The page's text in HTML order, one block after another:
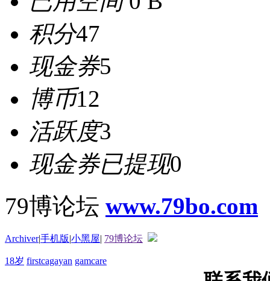
积分47
现金券5
博币12
活跃度3
现金券已提现0
79博论坛 www.79bo.com
Archiver|手机版|小黑屋| 79博论坛
18岁 firstcagayan gamcare